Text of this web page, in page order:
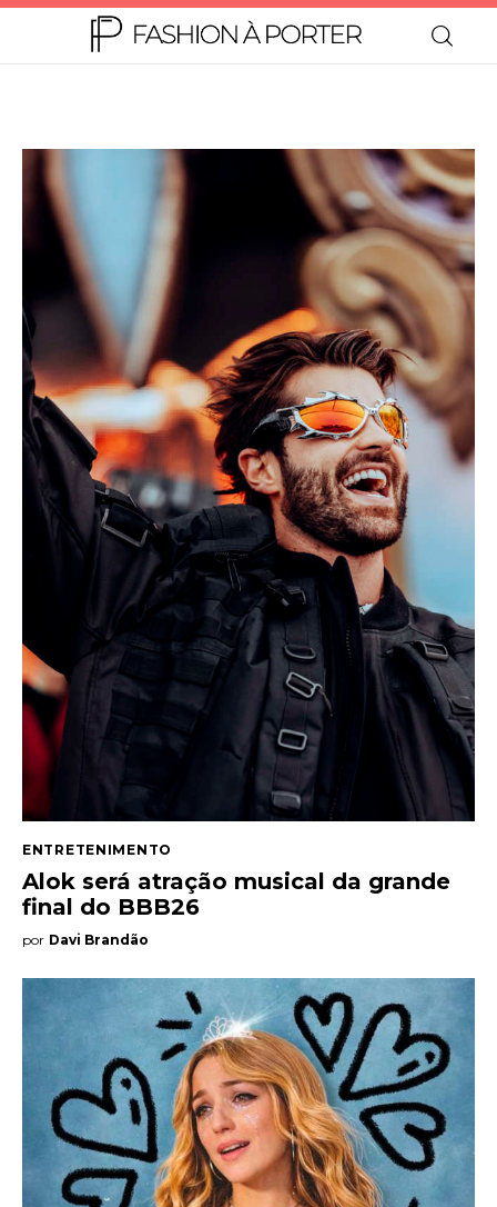
Home
Moda
Beleza
Teen
Negócios
Comportamento
Lifestyle
Entrevista
Web stories
Quem somos
Contato
ENTRETENIMENTO
Alok será atração musical da grande
final do BBB26
por Davi Brandão